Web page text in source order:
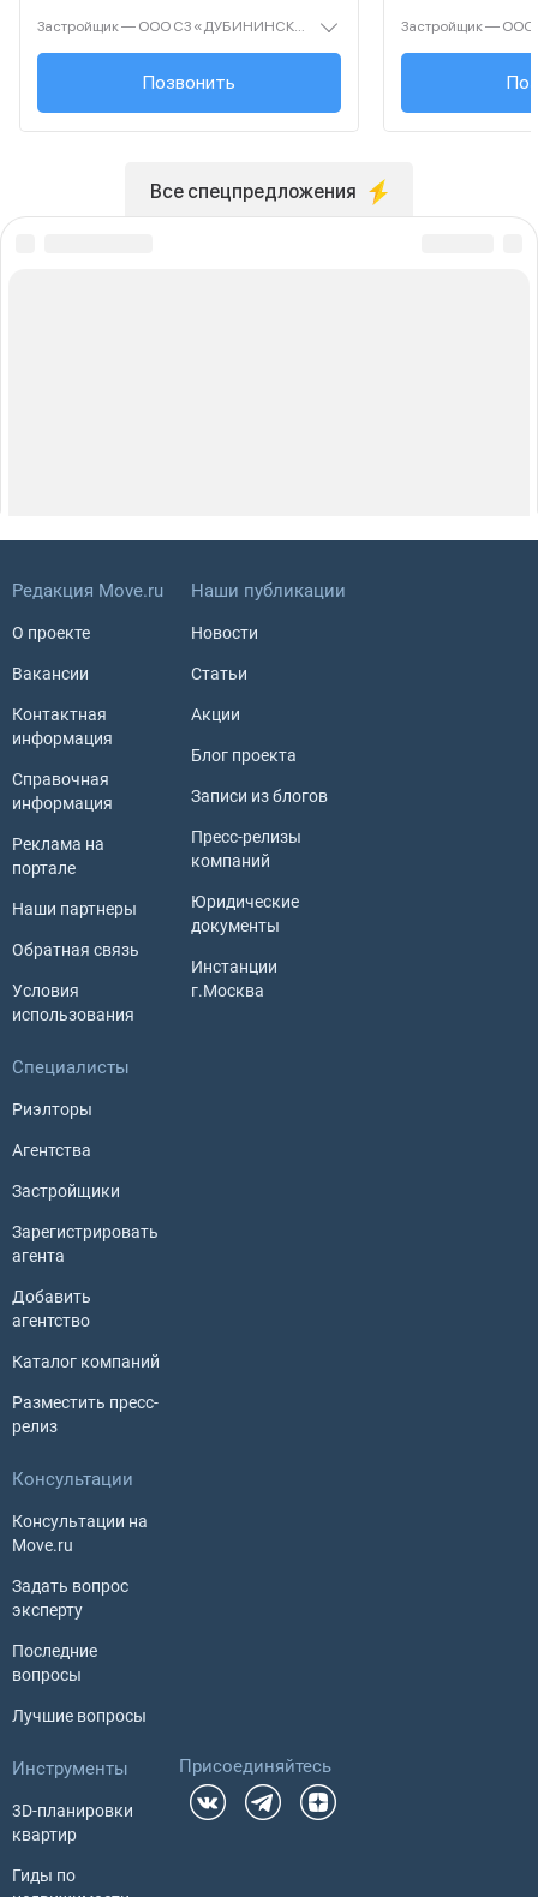
Застройщик — ООО СЗ «ДУБИНИНСКАЯ 59». Проектная декларация — наш.дом.рф. Акция до 31.10.2025. Не оферта. Подробности — level.ru
+7 (495) 127-65-...
Позвонить +7
Все спецпредложения
Редакция Move.ru
О проекте
Вакансии
Контактная
информация
Справочная
информация
Реклама на
портале
Наши партнеры
Обратная связь
Условия
использования
Наши публикации
Новости
Статьи
Акции
Блог проекта
Записи из блогов
Пресс-релизы
компаний
Юридические
документы
Инстанции
г.Москва
Специалисты
Риэлторы
Агентства
Застройщики
Зарегистрировать
агента
Добавить
агентство
Каталог компаний
Разместить пресс-
релиз
Консультации
Консультации на
Move.ru
Задать вопрос
эксперту
Последние
вопросы
Лучшие вопросы
Инструменты
3D-планировки
квартир
Гиды по
Присоединяйтесь